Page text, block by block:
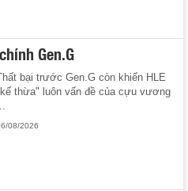
Gen.G
bại trước Gen.G còn khiến HLE
thừa" luôn vấn đề của cựu vương
08/2026